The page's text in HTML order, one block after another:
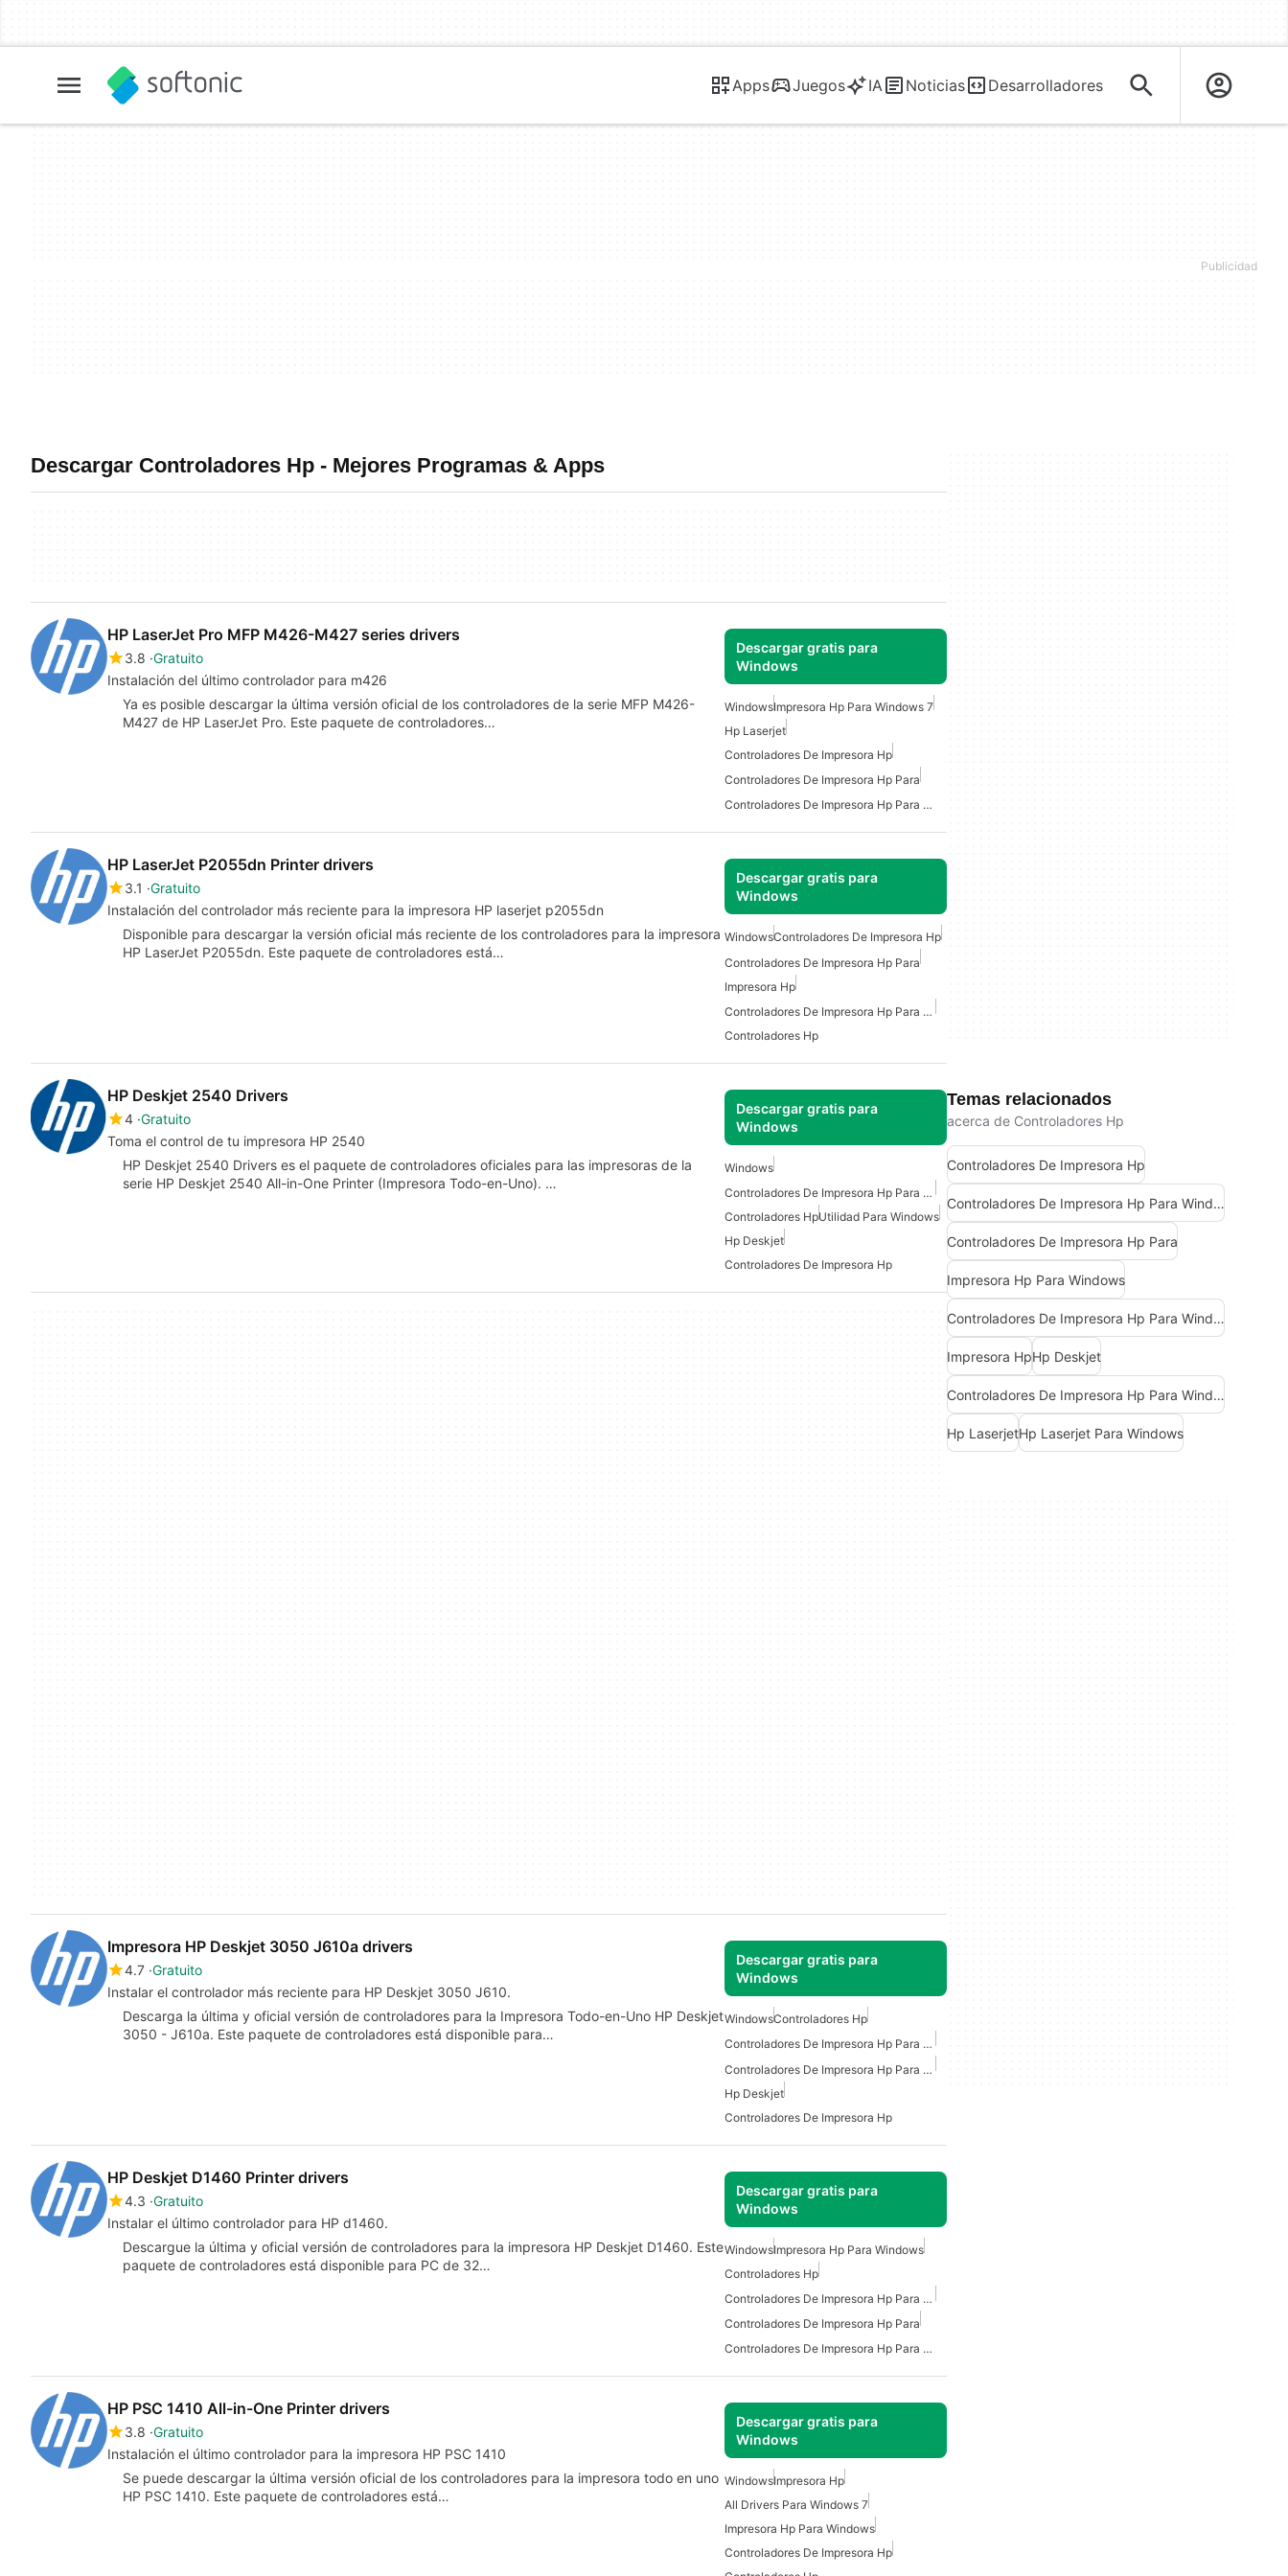
Apps Juegos IA Noticias Desarrolladores
Descargar Controladores Hp - Mejores Programas & Apps
HP LaserJet Pro MFP M426-M427 series drivers
3.8 Gratuito
Instalación del último controlador para m426
Descargar gratis para
Windows
Ya es posible descargar la última versión oficial de los controladores de la serie MFP M426-
M427 de HP LaserJet Pro. Este paquete de controladores…
WindowsImpresora Hp Para Windows 7
Hp Laserjet
Controladores De Impresora Hp
Controladores De Impresora Hp Para
Controladores De Impresora Hp Para Windows 7
HP LaserJet P2055dn Printer drivers
3.1 Gratuito
Instalación del controlador más reciente para la impresora HP laserjet p2055dn
Descargar gratis para
Windows
Disponible para descargar la versión oficial más reciente de los controladores para la impresora
HP LaserJet P2055dn. Este paquete de controladores está…
WindowsControladores De Impresora Hp
Controladores De Impresora Hp Para
Impresora Hp
Controladores De Impresora Hp Para Windows 10
Controladores Hp
HP Deskjet 2540 Drivers
4 Gratuito
Toma el control de tu impresora HP 2540
Descargar gratis para
Windows
HP Deskjet 2540 Drivers es el paquete de controladores oficiales para las impresoras de la
serie HP Deskjet 2540 All-in-One Printer (Impresora Todo-en-Uno). …
Windows
Controladores De Impresora Hp Para Windows
Controladores HpUtilidad Para Windows
Hp Deskjet
Controladores De Impresora Hp
Impresora HP Deskjet 3050 J610a drivers
4.7 Gratuito
Instalar el controlador más reciente para HP Deskjet 3050 J610.
Descargar gratis para
Windows
Descarga la última y oficial versión de controladores para la Impresora Todo-en-Uno HP Deskjet
3050 - J610a. Este paquete de controladores está disponible para…
WindowsControladores Hp
Controladores De Impresora Hp Para Windows 10
Controladores De Impresora Hp Para Windows
Hp Deskjet
Controladores De Impresora Hp
HP Deskjet D1460 Printer drivers
4.3 Gratuito
Instalar el último controlador para HP d1460.
Descargar gratis para
Windows
Descargue la última y oficial versión de controladores para la impresora HP Deskjet D1460. Este
paquete de controladores está disponible para PC de 32…
WindowsImpresora Hp Para Windows
Controladores Hp
Controladores De Impresora Hp Para Windows
Controladores De Impresora Hp Para
Controladores De Impresora Hp Para Windows 10
HP PSC 1410 All-in-One Printer drivers
3.8 Gratuito
Instalación el último controlador para la impresora HP PSC 1410
Descargar gratis para
Windows
Se puede descargar la última versión oficial de los controladores para la impresora todo en uno
HP PSC 1410. Este paquete de controladores está…
WindowsImpresora Hp
All Drivers Para Windows 7
Impresora Hp Para Windows
Controladores De Impresora Hp
Temas relacionados
acerca de Controladores Hp
Controladores De Impresora Hp
Controladores De Impresora Hp Para Windows
Controladores De Impresora Hp Para
Impresora Hp Para Windows
Controladores De Impresora Hp Para Windows 10
Impresora HpHp Deskjet
Controladores De Impresora Hp Para Windows 7
Hp LaserjetHp Laserjet Para Windows